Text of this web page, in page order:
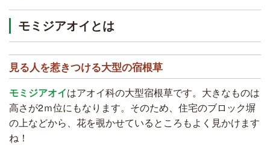
モミジアオイとは
見る人を惹きつける大型の宿根草
モミジアオイはアオイ科の大型宿根草です。大きなものは
高さが2ｍ位にもなります。そのため、住宅のブロック塀
の上などから、花を覗かせているところもよく見かけます
ね！